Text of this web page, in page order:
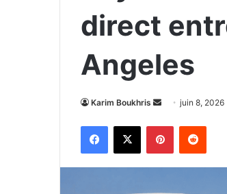
direct
Angeles
Karim Boukhris
Envoyer
courriel
juin 8, 2026
Facebook
X PinterestReddit